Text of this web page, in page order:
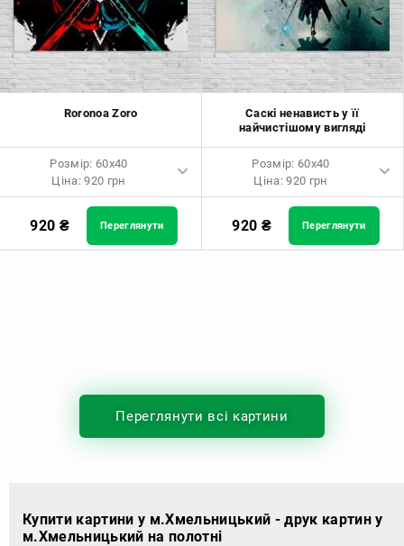
Roronoa Zoro
Розмір: 60x40
Ціна: 920 грн
Розмір: 60x40 Ціна: 920 грн
920 ₴ Переглянути
Саскі ненависть у її
найчистішому вигляді
Розмір: 60x40
Ціна: 920 грн
Розмір: 60x40 Ціна: 920 грн
920 ₴ Переглянути
Переглянути всі картини
Купити картини у м.Хмельницький - друк картин у
м.Хмельницький на полотні